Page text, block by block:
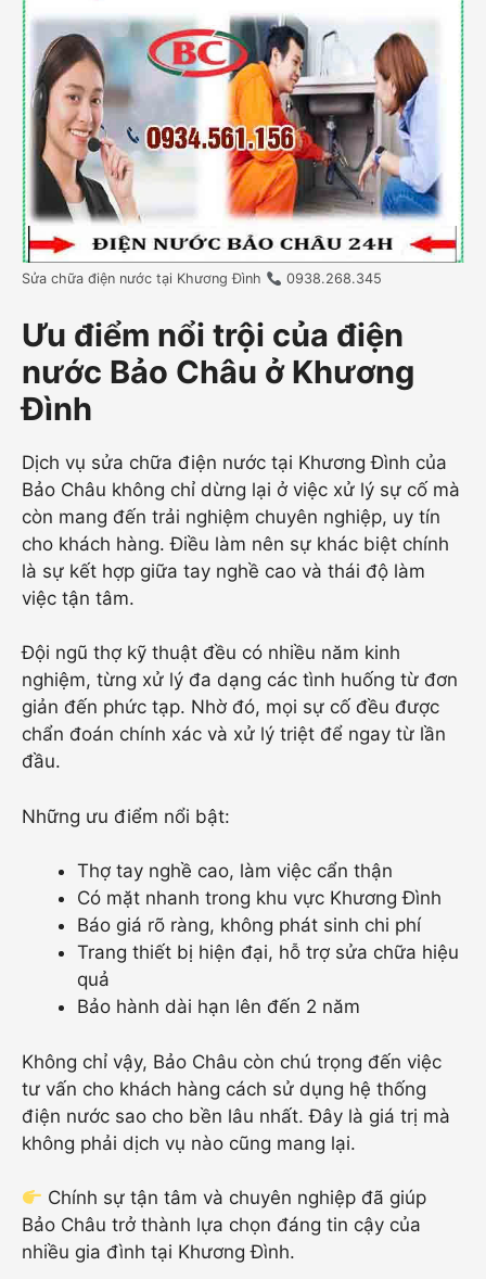
Sửa chữa điện nước tại Khương Đình 0938.268.345
Ưu điểm nổi trội của điện
nước Bảo Châu ở Khương
Đình
Dịch vụ sửa chữa điện nước tại Khương Đình của
Bảo Châu không chỉ dừng lại ở việc xử lý sự cố mà
còn mang đến trải nghiệm chuyên nghiệp, uy tín
cho khách hàng. Điều làm nên sự khác biệt chính
là sự kết hợp giữa tay nghề cao và thái độ làm
việc tận tâm.
Đội ngũ thợ kỹ thuật đều có nhiều năm kinh
nghiệm, từng xử lý đa dạng các tình huống từ đơn
giản đến phức tạp. Nhờ đó, mọi sự cố đều được
chẩn đoán chính xác và xử lý triệt để ngay từ lần
đầu.
Những ưu điểm nổi bật:
Thợ tay nghề cao, làm việc cẩn thận
Có mặt nhanh trong khu vực Khương Đình
Báo giá rõ ràng, không phát sinh chi phí
Trang thiết bị hiện đại, hỗ trợ sửa chữa hiệu
quả
Bảo hành dài hạn lên đến 2 năm
Không chỉ vậy, Bảo Châu còn chú trọng đến việc
tư vấn cho khách hàng cách sử dụng hệ thống
điện nước sao cho bền lâu nhất. Đây là giá trị mà
không phải dịch vụ nào cũng mang lại.
Chính sự tận tâm và chuyên nghiệp đã giúp
Bảo Châu trở thành lựa chọn đáng tin cậy của
nhiều gia đình tại Khương Đình.